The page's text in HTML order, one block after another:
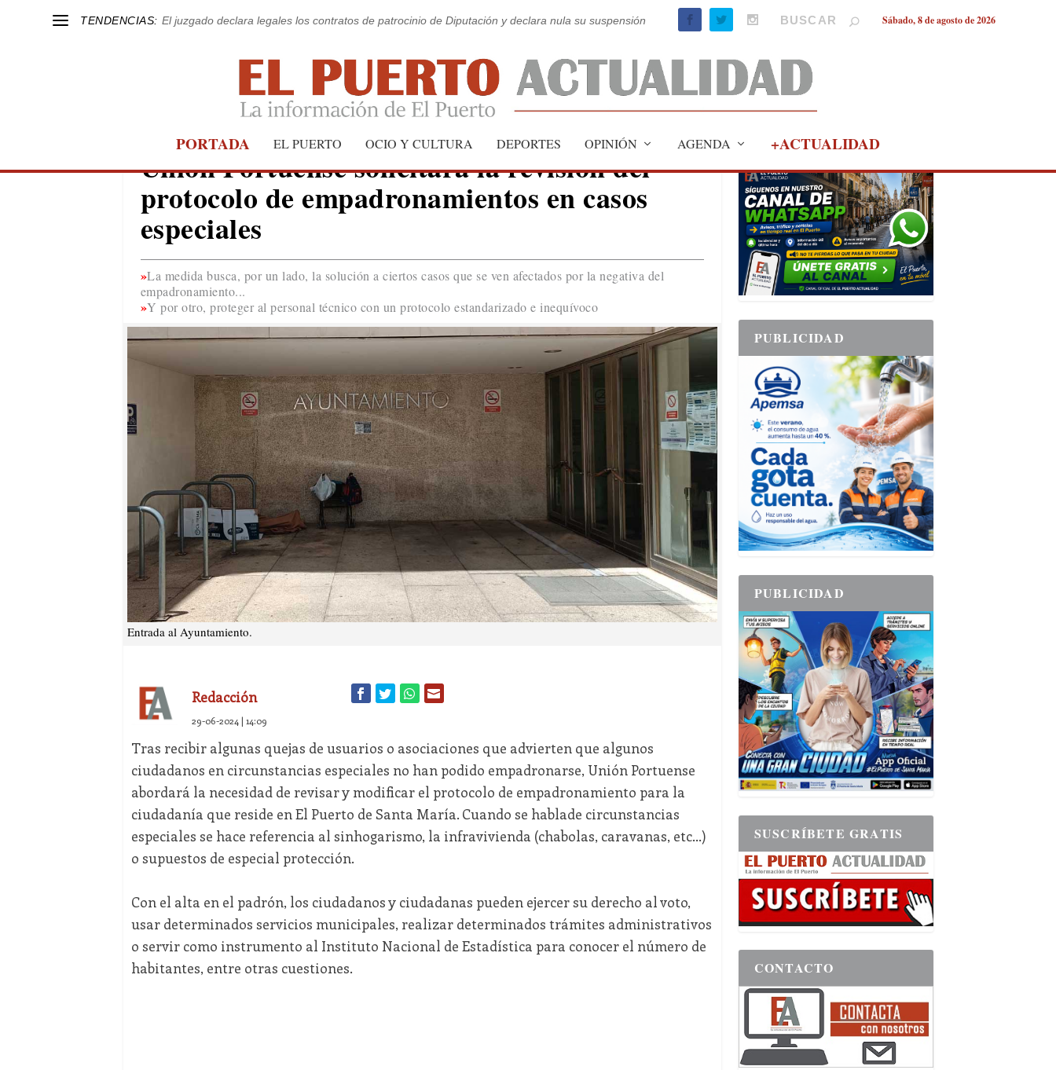
TENDENCIAS: El juzgado declara legales los contratos de patrocinio de Diputación y declara nula su suspensión Sábado, 8 de agosto de 2026
PORTADA EL PUERTO OCIO Y CULTURA DEPORTES OPINIÓN AGENDA +ACTUALIDAD
EL PUERTO
Unión Portuense solicitará la revisión del
protocolo de empadronamientos en casos
especiales
La medida busca, por un lado, la solución a ciertos casos que se ven afectados por la negativa del
empadronamiento...
Y por otro, proteger al personal técnico con un protocolo estandarizado e inequívoco
Entrada al Ayuntamiento.
Redacción
29-06-2024 | 14:09
Tras recibir algunas quejas de usuarios o asociaciones que advierten que algunos
ciudadanos en circunstancias especiales no han podido empadronarse, Unión Portuense
abordará la necesidad de revisar y modificar el protocolo de empadronamiento para la
ciudadanía que reside en El Puerto de Santa María. Cuando se hablade circunstancias
especiales se hace referencia al sinhogarismo, la infravivienda (chabolas, caravanas, etc…)
o supuestos de especial protección.
Con el alta en el padrón, los ciudadanos y ciudadanas pueden ejercer su derecho al voto,
usar determinados servicios municipales, realizar determinados trámites administrativos
o servir como instrumento al Instituto Nacional de Estadística para conocer el número de
habitantes, entre otras cuestiones.
PUBLICIDAD
PUBLICIDAD
PUBLICIDAD
SUSCRÍBETE GRATIS
CONTACTO